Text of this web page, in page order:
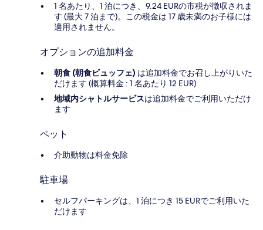
1 名あたり、1 泊につき、9.24 EURの市税が徴収されま
す (最大 7 泊まで)。この税金は 17 歳未満のお子様には
適用されません。
オプションの追加料金
朝食 (朝食ビュッフェ) は追加料金でお召し上がりいた
だけます (概算料金 : 1 名あたり 12 EUR)
地域内シャトルサービスは追加料金でご利用いただけ
ます
ペット
介助動物は料金免除
駐車場
セルフパーキングは、1 泊につき 15 EURでご利用いた
だけます